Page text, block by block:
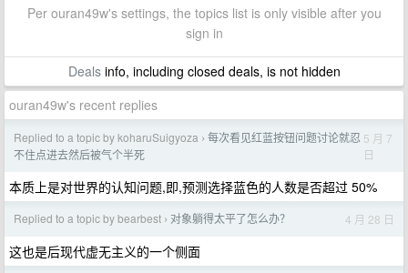
Per ouran49w's settings, the topics list is only visible after you
sign in
Dealsinfo, including closed deals, is not hidden
ouran49w's recent replies
Replied to a topic by koharuSuigyoza › 每次看见红蓝按钮问题讨论就忍
不住点进去然后被气个半死
5 月 7
日
本质上是对世界的认知问题,即,预测选择蓝色的人数是否超过 50%
Replied to a topic by bearbest › 对象躺得太平了怎么办？ 4 月 28 日
这也是后现代虚无主义的一个侧面